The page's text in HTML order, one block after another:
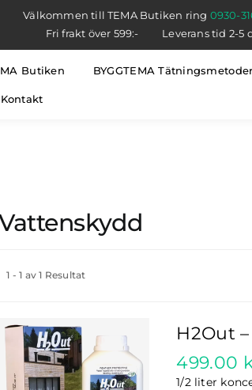
Välkommen till TEMA Butiken ring 0930-
Fri frakt över 599:-
Leverans tid 2-5
Butiken BYGGTEMA Tätningsmetoder
Kontakt
1 - 1 av 1 Resultat
H2Out
499.00
1/2 liter